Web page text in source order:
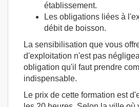
établissement.
Les obligations liées à
débit de boisson.
La sensibilisation que vous
d'exploitation n'est pas
obligation qu'il faut prendre
indispensable.
Le prix de cette formation est